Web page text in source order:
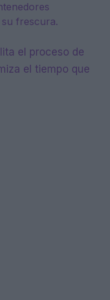
frescura.
el proceso de
el tiempo que